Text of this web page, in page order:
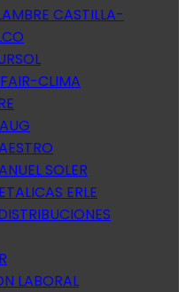
CASTILLA-
CLIMA
SOLER
ERLE
LABORAL